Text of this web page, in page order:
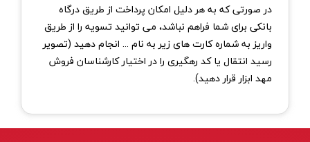
در صورتی که به هر دلیل امکان پرداخت از طریق درگاه
بانکی برای شما فراهم نباشد، می توانید تسویه را از طریق
واریز به شماره کارت های زیر به نام ... انجام دهید (تصویر
رسید انتقال یا کد رهگیری را در اختیار کارشناسان فروش
مهد ابزار قرار دهید).